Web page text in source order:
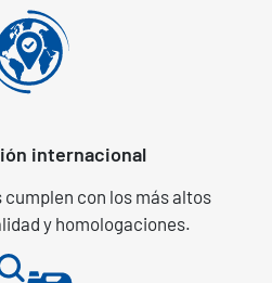
internacional
con los más altos
y homologaciones.